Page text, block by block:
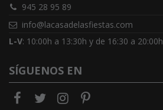
945 28 95 89
info@lacasadelasfiestas.com
L-V: 10:00h a 13:30h y de 16:30 a 20:00h
SÍGUENOS EN